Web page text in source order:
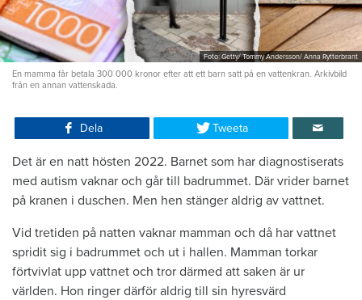
Foto: Getty/ Tommy Andersson/ Anna Rytterbrant
En mamma får betala 300 000 kronor efter att ett barn satt på en vattenkran. Arkivbild
från en annan vattenskada.
Dela Tweeta
Det är en natt hösten 2022. Barnet som har diagnostiserats
med autism vaknar och går till badrummet. Där vrider barnet
på kranen i duschen. Men hen stänger aldrig av vattnet.
Vid tretiden på natten vaknar mamman och då har vattnet
spridit sig i badrummet och ut i hallen. Mamman torkar
förtvivlat upp vattnet och tror därmed att saken är ur
världen. Hon ringer därför aldrig till sin hyresvärd